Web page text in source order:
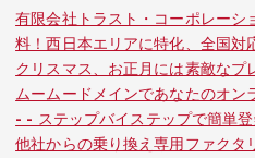
有限会社トラスト・コーポレーシ
料！西日本エリアに特化、全国対
クリスマス、お正月には素敵なプ
ムームードメインであなたのオン
- - ステップバイステップで簡単登
他社からの乗り換え専用ファクタ